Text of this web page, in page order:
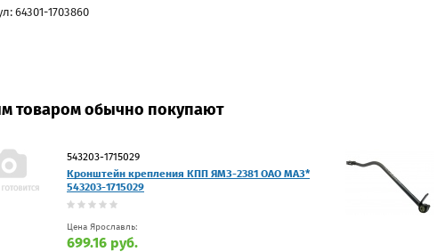
64301-1703860
товаром обычно покупают
543203-1715029
Кронштейн крепления КПП ЯМЗ-2381 ОАО МАЗ*
543203-1715029
Цена Ярославль:
699.16 руб.